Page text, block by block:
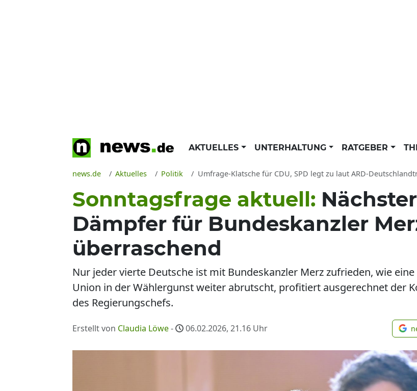
AKTUELLES UNTERHALTUNG RATGEBER
news.de Aktuelles Politik Umfrage-Klatsche für CDU, SPD legt zu laut ARD-Deutschlandtrend:
Sonntagsfrage aktuell:
Dämpfer für Bundeskanzler
überraschend
Nur jeder vierte Deutsche ist mit Bundeskanzler Merz zufrieden, wie
Union in der Wählergunst weiter abrutscht, profitiert ausgerechnet der
des Regierungschefs.
Erstellt von Claudia Löwe- 06.02.2026, 21.16 Uhr